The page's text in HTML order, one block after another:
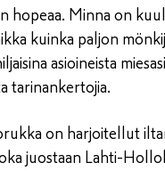
hopeaa. Minna on
kuinka paljon
asioineista
tarinankertojia.
on harjoitellut
juostaan Lahti-